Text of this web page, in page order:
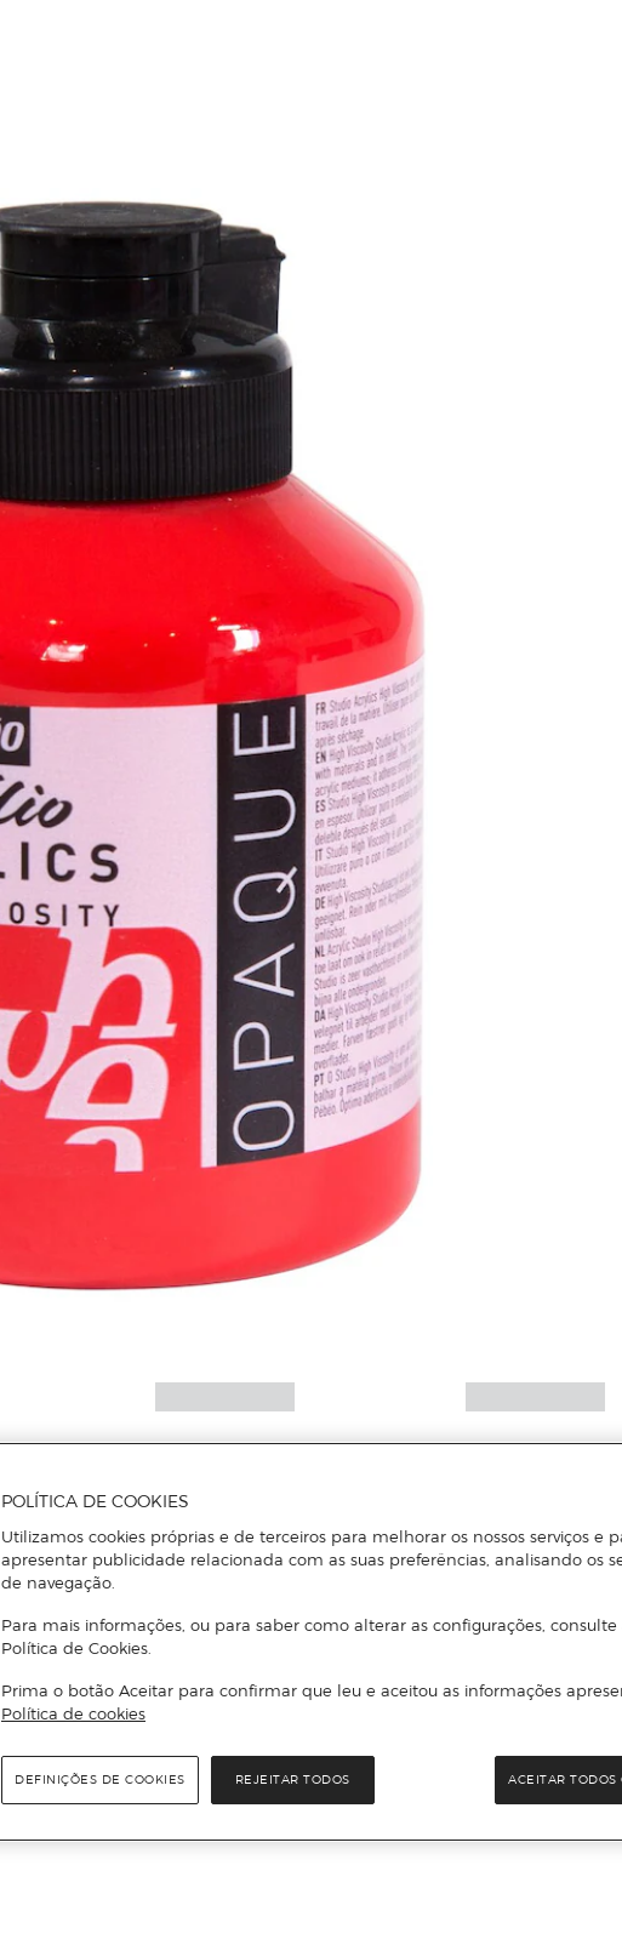
POLÍTICA DE COOKIES
Utilizamos cookies próprias e de terceiros para melhorar os nossos serviços e
apresentar publicidade relacionada com as suas preferências, analisando os
de navegação.
Para mais informações, ou para saber como alterar as configurações, consulte
Política de Cookies.
Prima o botão Aceitar para confirmar que leu e aceitou as informações
Política de cookies
REJEITAR TODOS ACEITAR TODOS
DEFINIÇÕES DE COOKIES